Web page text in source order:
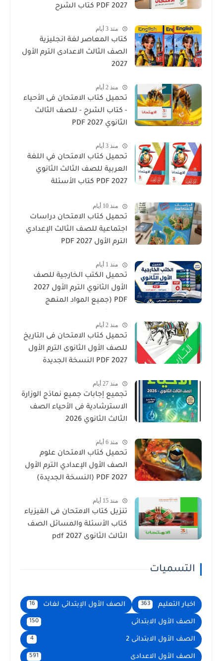
2027 PDF كتاب الشرح
منذ 3 أيام
كتاب المعاصر لغة انجليزية
الصف الثالث الاعدادى الترم الأول
2027
منذ 2 أيام
تحميل كتاب الامتحان فى الأحياء
- كتاب الشرح - للصف الثالث
الثانوي 2027 PDF
منذ 3 أيام
تحميل كتاب الامتحان في اللغة
العربية للصف الثالث الثانوي
2027 PDF كتاب الأسئلة
منذ 10 أيام
تحميل كتاب الامتحان دراسات
اجتماعية للصف الثالث الإعدادي
الترم الأول 2027 PDF
منذ 1 أيام
تحميل الكتب الخارجية للصف
الأول الثانوي الترم الأول 2027
PDF (جميع المواد المنهج
منذ 2 أيام
تحميل كتاب الامتحان فى التاريخ
للصف الأول الثانوى الترم الأول
2027 PDF النسخة الجديدة
منذ 27 أيام
تجميع إجابات جميع نماذج الوزارة
الاسترشادية فى الأحياء الصف
الثالث الثانوي 2026
منذ 6 أيام
تحميل كتاب الامتحان علوم
الصف الأول الإعدادي الترم الأول
2027 PDF (النسخة الجديدة)
منذ 15 أيام
تنزيل كتاب الامتحان فى الفيزياء
كتاب الأسئلة والمسائل الصف
الثالث الثانوى 2027 pdf
التسميات
اخبار التعليم 363 الصف الأول الإبتدائى لغات 16
الصف الأول الابتدائى
الصف الأول الابتدائى 2
الصف الأول الاعدادى